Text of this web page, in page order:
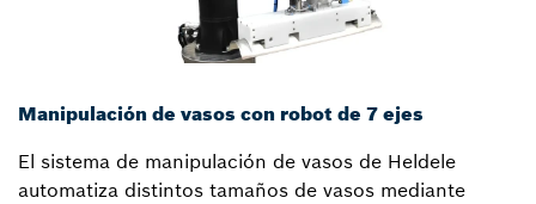
Manipulación de vasos con robot de 7 ejes
El sistema de manipulación de vasos de Heldele
automatiza distintos tamaños de vasos mediante